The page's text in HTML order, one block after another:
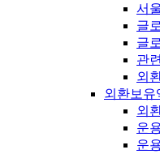
서
글
글
관
외
외환보유
외
운
운